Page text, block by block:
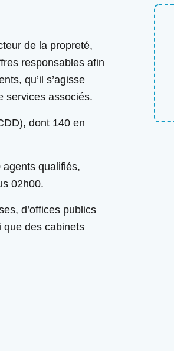
de la propreté,
responsables afin
qu’il s’agisse
services associés.
dont 140 en
agents qualifiés,
02h00.
d’offices publics
que des cabinets